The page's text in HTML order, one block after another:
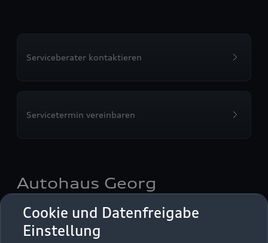
Cookie und Datenfreigabe
Einstellung
Serviceberater kontaktieren
Servicetermin vereinbaren
Autohaus Georg
Maulhardt e. K. Inhaberin:
Babett Maulhardt